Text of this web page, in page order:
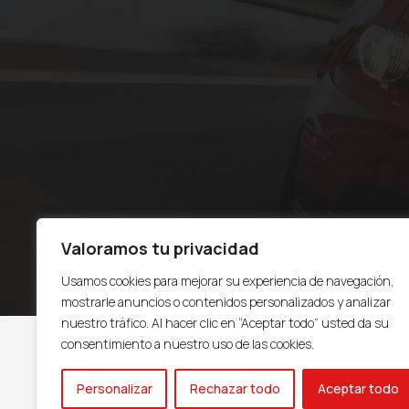
Valoramos tu privacidad
Usamos cookies para mejorar su experiencia de navegación,
mostrarle anuncios o contenidos personalizados y analizar
nuestro tráfico. Al hacer clic en “Aceptar todo” usted da su
consentimiento a nuestro uso de las cookies.
Personalizar Rechazar todo Aceptar todo